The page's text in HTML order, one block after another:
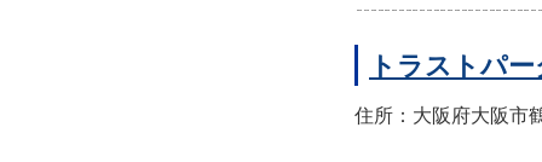
トラストパ
住所：大阪府大阪市